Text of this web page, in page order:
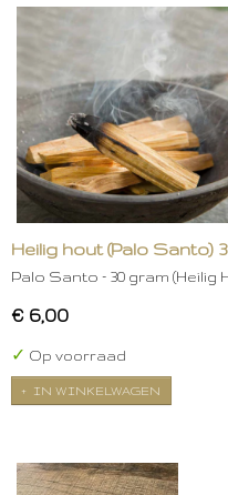
Heilig hout (Palo Santo)
Palo Santo – 30 gram (Heilig
€ 6,00
✓ Op voorraad
IN WINKELWAGEN